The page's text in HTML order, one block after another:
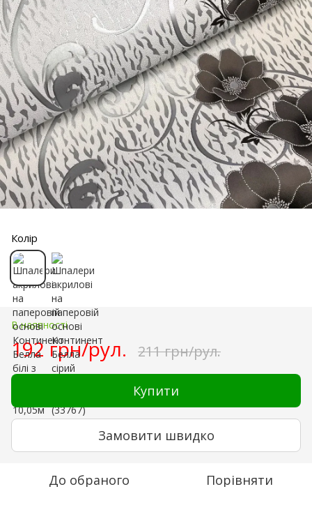
Колір
В наявності
192 грн/рул. 211 грн/рул.
Купити
Замовити швидко
До обраного Порівняти